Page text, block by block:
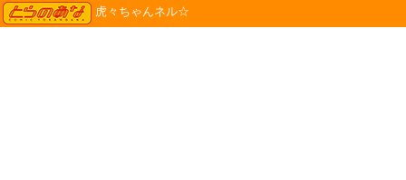
TORANOANA
虎々ちゃんネル☆